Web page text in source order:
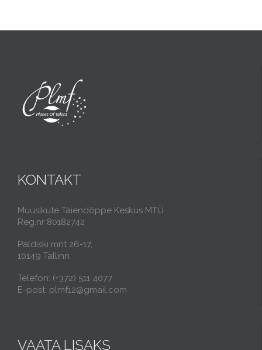
KONTAKT
Muusikute Täiendõppe Keskus MTÜ
Reg.nr 80182742
Paldiski mnt 26-17,
10149 Tallinn
Telefon: (+372) 511 4077
E-post: plmf12@gmail.com
VAATA LISAKS